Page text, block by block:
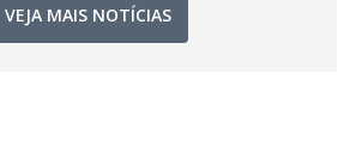
VEJA MAIS NOTÍCIAS